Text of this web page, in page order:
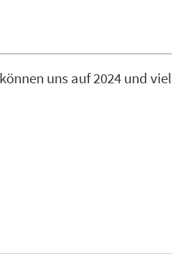
uns auf 2024 und viel